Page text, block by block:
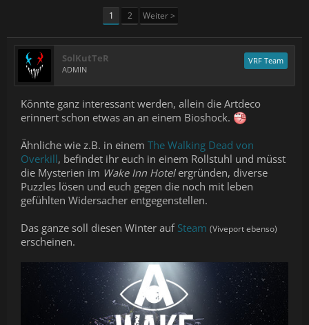
1 2 Weiter >
SolKutTeR
ADMIN
VRF Team
Könnte ganz interessant werden, allein die Artdeco
erinnert schon etwas an an einem Bioshock.
Ähnliche wie z.B. in einem The Walking Dead von
Overkill, befindet ihr euch in einem Rollstuhl und müsst
die Mysterien im Wake Inn Hotelergründen, diverse
Puzzles lösen und euch gegen die noch mit leben
gefühlten Widersacher entgegenstellen.
Das ganze soll diesen Winter auf Steam (Viveport ebenso)
erscheinen.